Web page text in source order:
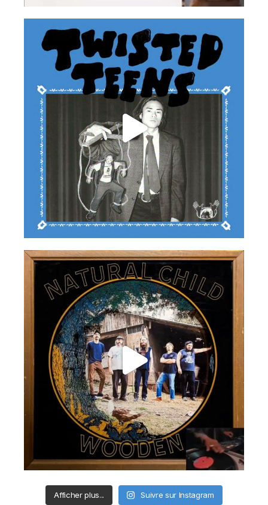
Afficher plus... Suivre sur Instagram